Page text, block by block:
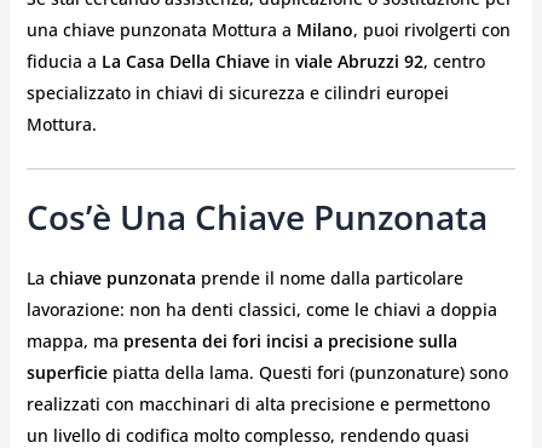
una chiave punzonata Mottura a Milano, puoi rivolgerti con
fiducia a La Casa Della Chiavein viale Abruzzi 92, centro
specializzato in chiavi di sicurezza e cilindri europei
Mottura.
Cos’è Una Chiave Punzonata
La chiave punzonata prende il nome dalla particolare
lavorazione: non ha denti classici, come le chiavi a doppia
mappa, ma presenta dei fori incisi a precisione sulla
superficiepiatta della lama. Questi fori (punzonature) sono
realizzati con macchinari di alta precisione e permettono
un livello di codifica molto complesso, rendendo quasi